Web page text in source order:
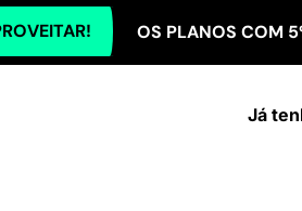
OS PLANOS COM 5% OFF
Já